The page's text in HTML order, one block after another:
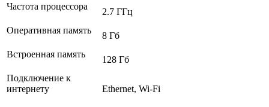
Частота процессора
2.7 ГГц
Оперативная память
8 Гб
Встроенная память
128 Гб
Подключение к
интернету
Ethernet, Wi-Fi